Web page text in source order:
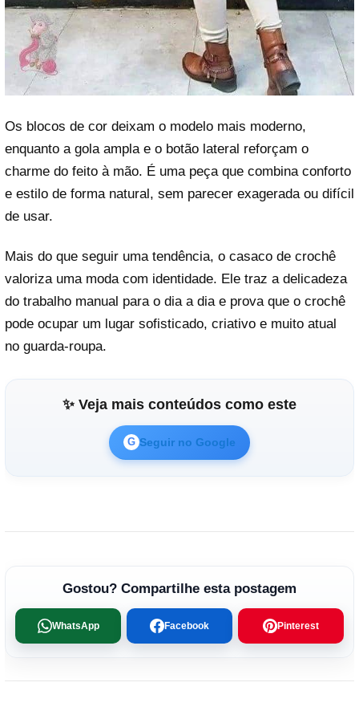
Os blocos de cor deixam o modelo mais moderno,
enquanto a gola ampla e o botão lateral reforçam o
charme do feito à mão. É uma peça que combina conforto
e estilo de forma natural, sem parecer exagerada ou difícil
de usar.
Mais do que seguir uma tendência, o casaco de crochê
valoriza uma moda com identidade. Ele traz a delicadeza
do trabalho manual para o dia a dia e prova que o crochê
pode ocupar um lugar sofisticado, criativo e muito atual
no guarda-roupa.
✨ Veja mais conteúdos como este
G Seguir no Google
Gostou? Compartilhe esta postagem
WhatsApp Facebook Pinterest